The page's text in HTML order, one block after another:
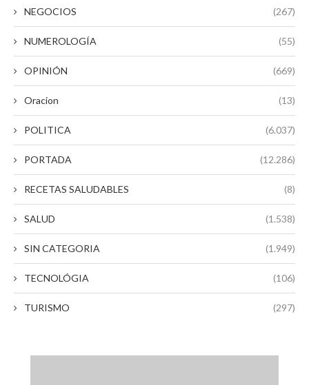
NEGOCIOS (267)
NUMEROLOGÍA (55)
OPINIÓN (669)
Oracion (13)
POLITICA (6.037)
PORTADA (12.286)
RECETAS SALUDABLES (8)
SALUD (1.538)
SIN CATEGORIA (1.949)
TECNOLÓGIA (106)
TURISMO (297)